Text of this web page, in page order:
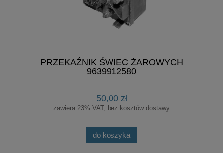
PRZEKAŹNIK ŚWIEC ŻAROWYCH
9639912580
50,00 zł
zawiera 23% VAT, bez kosztów dostawy
do koszyka